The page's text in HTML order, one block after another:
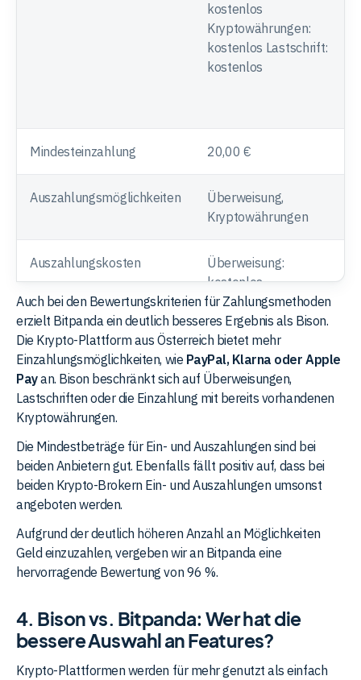
kostenlos
Kryptowährungen:
kostenlos Lastschrift:
kostenlos
Mindesteinzahlung 20,00 €
Auszahlungsmöglichkeiten
Überweisung,
Kryptowährungen
Auszahlungskosten
Überweisung:
kostenlos
Kryptowährungen:
kostenlos
Mindestauszahlung 1,00 €
Gesamtbewertung
Auch bei den Bewertungskriterien für Zahlungsmethoden
erzielt Bitpanda ein deutlich besseres Ergebnis als Bison.
Die Krypto-Plattform aus Österreich bietet mehr
Einzahlungsmöglichkeiten, wie PayPal, Klarna oder Apple
Payan. Bison beschränkt sich auf Überweisungen,
Lastschriften oder die Einzahlung mit bereits vorhandenen
Kryptowährungen.
Die Mindestbeträge für Ein- und Auszahlungen sind bei
beiden Anbietern gut. Ebenfalls fällt positiv auf, dass bei
beiden Krypto-Brokern Ein- und Auszahlungen umsonst
angeboten werden.
Aufgrund der deutlich höheren Anzahl an Möglichkeiten
Geld einzuzahlen, vergeben wir an Bitpanda eine
hervorragende Bewertung von 96 %.
4. Bison vs. Bitpanda: Wer hat die
bessere Auswahl an Features?
Krypto-Plattformen werden für mehr genutzt als einfach